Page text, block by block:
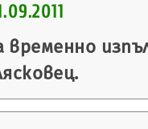
временно